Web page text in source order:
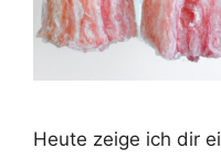
Heute zeige ich dir